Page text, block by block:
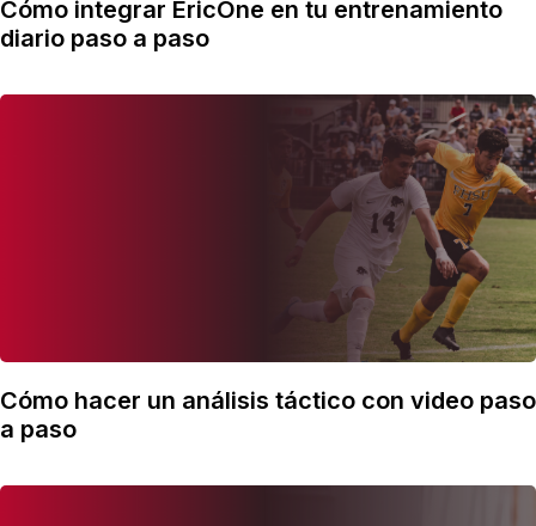
Cómo integrar EricOne en tu entrenamiento
diario paso a paso
Cómo hacer un análisis táctico con video paso
a paso